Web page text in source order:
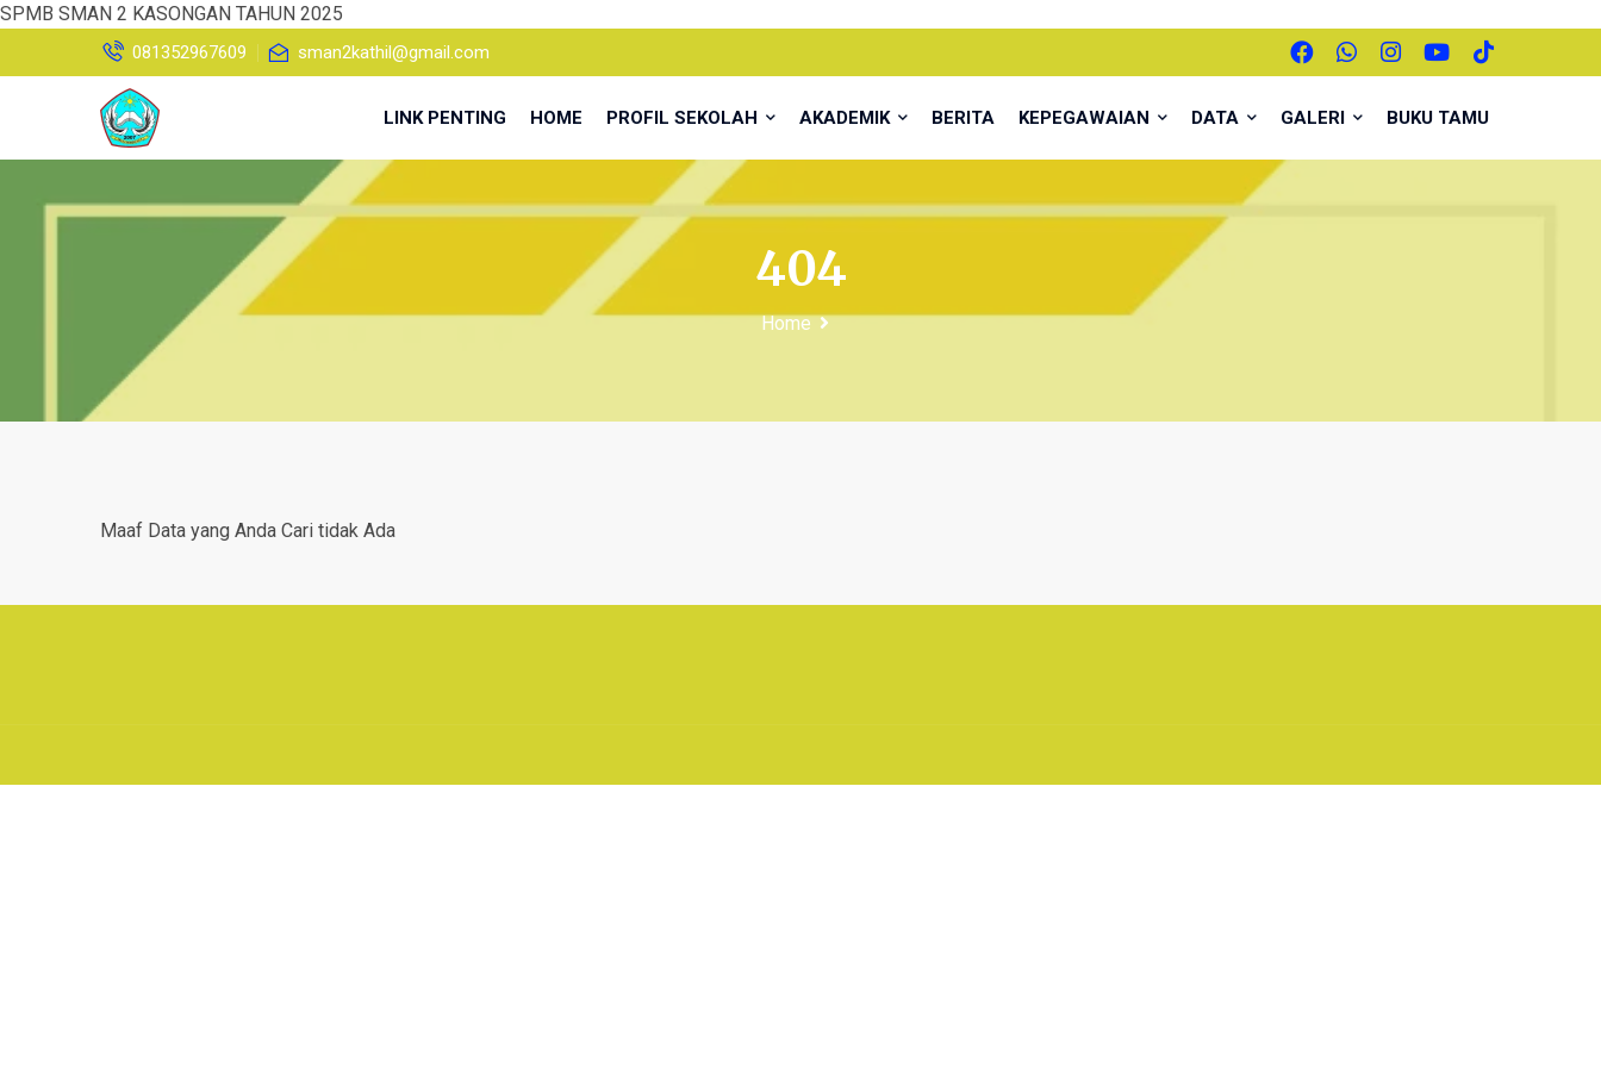
SPMB SMAN 2 KASONGAN TAHUN 2025
081352967609 sman2kathil@gmail.com
LINK PENTING HOME PROFIL SEKOLAH AKADEMIK BERITA KEPEGAWAIAN DATA GALERI BUKU TAMU
404
Home
Maaf Data yang Anda Cari tidak Ada